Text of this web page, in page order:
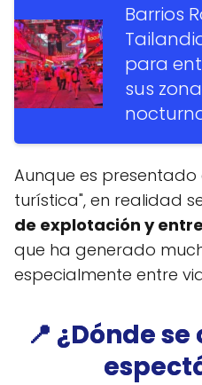
Barrios
para
sus
Aunque es
turística", en realidad
de explotación y
que ha generado
especialmente entre
📍 ¿Dónde